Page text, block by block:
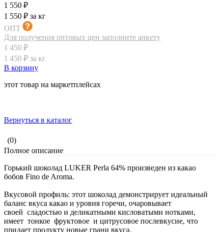
1 550 ₽
1 550 ₽ за кг
ОПТ
Для получения оптовых цен заполните анкету
1 450 ₽
1 450 ₽ за кг
В корзину
этот товар на маркетплейсах
Вернуться в каталог
(0)
Полное описание
Горький шоколад LUKER Perla 64% произведен из какао
бобов Fino de Aroma.
Вкусовой профиль: этот шоколад демонстрирует идеальный
баланс вкуса какао и уровня горечи, очаровывает
своей сладостью и деликатными кисловатыми нотками,
имеет тонкое фруктовое и цитрусовое послевкусие, что
придает продукту новые грани вкуса.